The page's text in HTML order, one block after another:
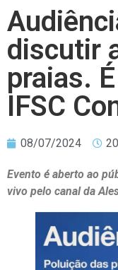
discutir
praias.
IFSC
08/07/2024
Evento é aberto ao
vivo pelo canal da